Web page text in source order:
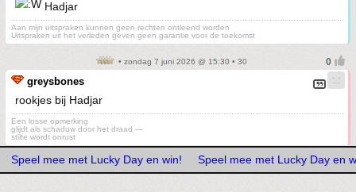
Hadjar
Aan mijn uitspraken kunnen geen rechten ontleend worden
Uitspraken uit het verleden geven geen garantie voor de toekomst
• zondag 7 juni 2026 @ 15:30 • 30
greysbones
rookjes bij Hadjar
Een losse opmerking
glijdt als schaduw door het draad —
stilte wordt onrust
Speel mee met Lucky Day en win! Speel mee met Lucky Day en